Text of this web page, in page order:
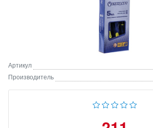
Артикул
Производитель